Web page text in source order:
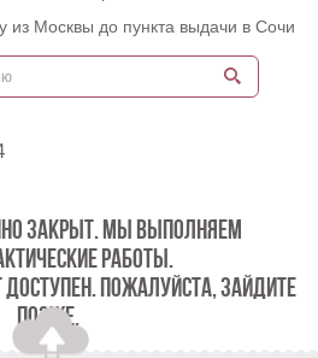
из Москвы до пункта выдачи в Сочи
ЗАКРЫТ. МЫ ВЫПОЛНЯЕМ
РАБОТЫ.
ПОЖАЛУЙСТА, ЗАЙДИТЕ
ПОЗЖЕ.